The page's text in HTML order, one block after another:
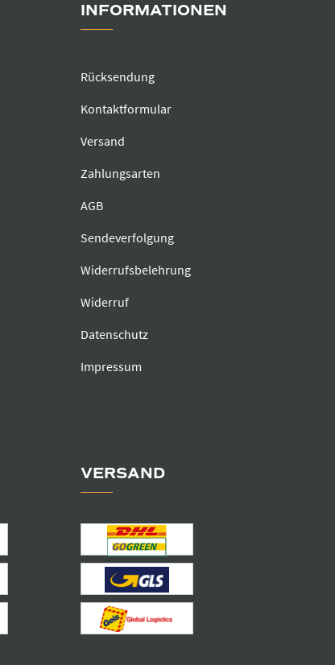
INFORMATIONEN
Rücksendung
Kontaktformular
Versand
Zahlungsarten
AGB
Sendeverfolgung
Widerrufsbelehrung
Widerruf
Datenschutz
Impressum
VERSAND